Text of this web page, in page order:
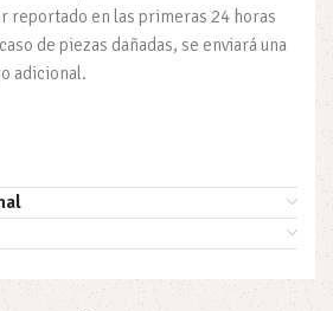
reportado en las primeras 24 horas
de piezas dañadas, se enviará una
adicional.